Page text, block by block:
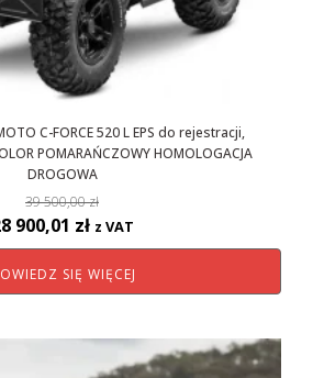
C-FORCE 520 L EPS do rejestracji,
POMARAŃCZOWY HOMOLOGACJA
DROGOWA
39 500,00zł
zł.
900,01 złAktualna
cena
wynosi:
900,01 zł.
z VAT
SIĘ WIĘCEJ